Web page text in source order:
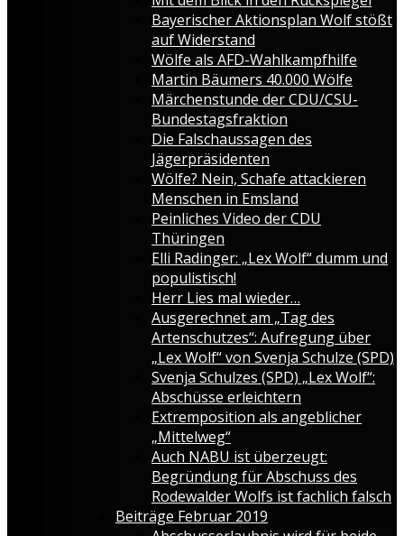
Bayerischer Aktionsplan Wolf stößt
auf Widerstand
Wölfe als AFD-Wahlkampfhilfe
Martin Bäumers 40.000 Wölfe
Märchenstunde der CDU/CSU-
Bundestagsfraktion
Die Falschaussagen des
Jägerpräsidenten
Wölfe? Nein, Schafe attackieren
Menschen in Emsland
Peinliches Video der CDU
Thüringen
Elli Radinger: „Lex Wolf“ dumm und
populistisch!
Herr Lies mal wieder…
Ausgerechnet am „Tag des
Artenschutzes“: Aufregung über
„Lex Wolf“ von Svenja Schulze (SPD)
Svenja Schulzes (SPD) „Lex Wolf“:
Abschüsse erleichtern
Extremposition als angeblicher
„Mittelweg“
Auch NABU ist überzeugt:
Begründung für Abschuss des
Rodewalder Wolfs ist fachlich falsch
Beiträge Februar 2019